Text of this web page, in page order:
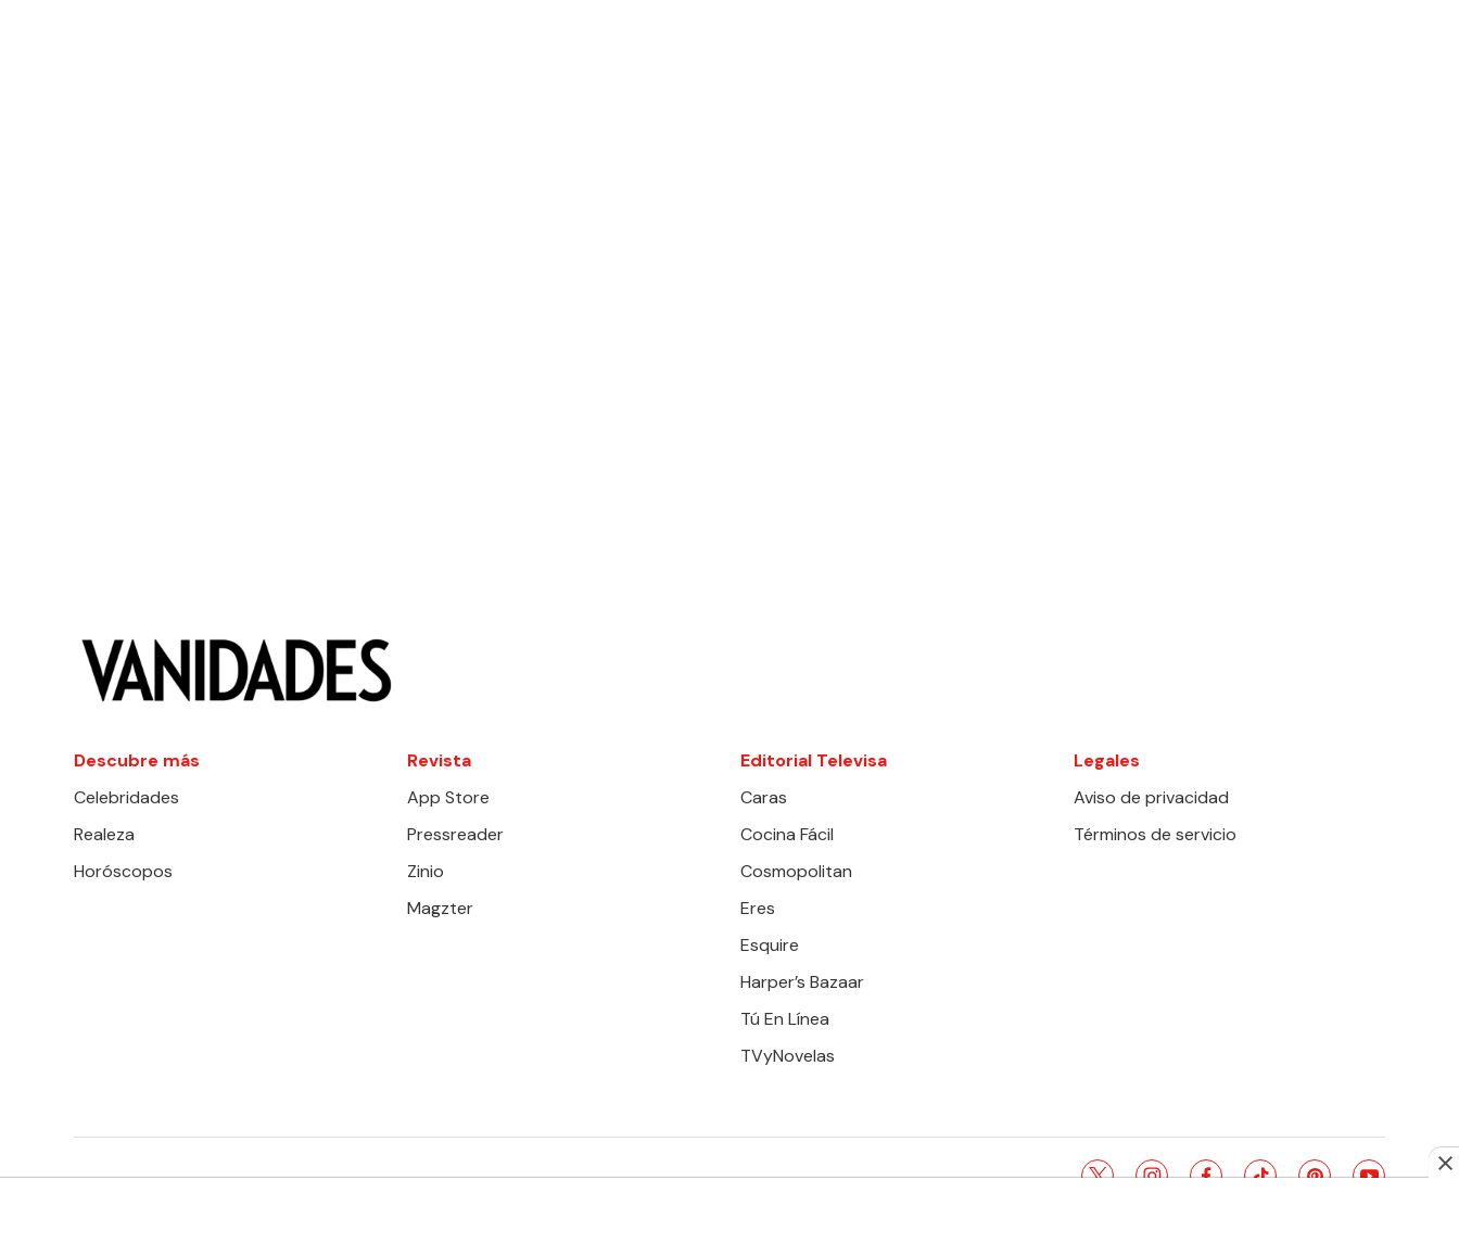
Descubre más
Celebridades
Realeza
Horóscopos
Revista
App Store
Pressreader
Zinio
Magzter
Editorial Televisa
Caras
Cocina Fácil
Cosmopolitan
Eres
Esquire
Harper’s Bazaar
Tú En Línea
TVyNovelas
Legales
Aviso de privacidad
Términos de servicio
EDITORIAL TELEVISA S.A. DE C.V. TODOS LOS DERECHOS RESERVADOS. TBG - EDITORIAL TELEVISA - LIFESTYLES twitterinstagramfacebooktiktokpinterestyoutube